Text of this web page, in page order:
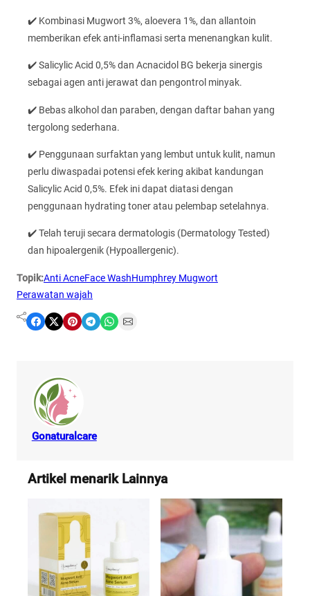
✔️ Kombinasi Mugwort 3%, aloevera 1%, dan allantoin
memberikan efek anti-inflamasi serta menenangkan kulit.
✔️ Salicylic Acid 0,5% dan Acnacidol BG bekerja sinergis
sebagai agen anti jerawat dan pengontrol minyak.
✔️ Bebas alkohol dan paraben, dengan daftar bahan yang
tergolong sederhana.
✔️ Penggunaan surfaktan yang lembut untuk kulit, namun
perlu diwaspadai potensi efek kering akibat kandungan
Salicylic Acid 0,5%. Efek ini dapat diatasi dengan
penggunaan hydrating toner atau pelembap setelahnya.
✔️ Telah teruji secara dermatologis (Dermatology Tested)
dan hipoalergenik (Hypoallergenic).
Topik:Anti AcneFace WashHumphrey Mugwort
Perawatan wajah
Share on Facebook Share on X Share on Pinterest Share on Telegram Share on WhatsApp Share on Email
Gonaturalcare
Artikel menarik Lainnya